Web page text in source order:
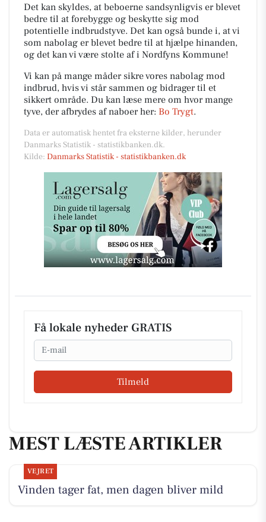
Det kan skyldes, at beboerne sandsynligvis er blevet
bedre til at forebygge og beskytte sig mod
potentielle indbrudstyve. Det kan også bunde i, at vi
som nabolag er blevet bedre til at hjælpe hinanden,
og det kan vi være stolte af i Nordfyns Kommune!
Vi kan på mange måder sikre vores nabolag mod
indbrud, hvis vi står sammen og bidrager til et
sikkert område. Du kan læse mere om hvor mange
tyve, der afbrydes af naboer her: Bo Trygt.
Data er automatisk hentet fra eksterne kilder, herunder
Danmarks Statistik - statistikbanken.dk.
Kilde: Danmarks Statistik - statistikbanken.dk
Få lokale nyheder GRATIS
Email
Tilmeld
MEST LÆSTE ARTIKLER
VEJRET
Vinden tager fat, men dagen bliver mild